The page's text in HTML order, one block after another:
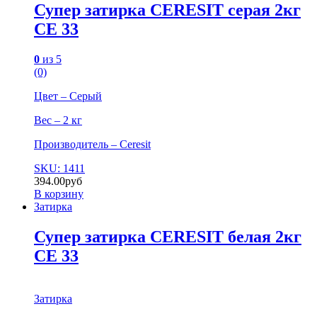
Супер затирка CERESIT серая 2кг
СЕ 33
0 из 5
(0)
Цвет – Серый
Вес – 2 кг
Производитель – Ceresit
SKU: 1411
394.00руб
В корзину
Затирка
Супер затирка CERESIT белая 2кг
СЕ 33
Затирка